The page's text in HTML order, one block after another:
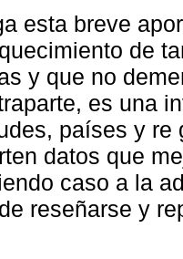
esta breve
de
y que no
es una
países y
datos que
caso a la
reseñarse y